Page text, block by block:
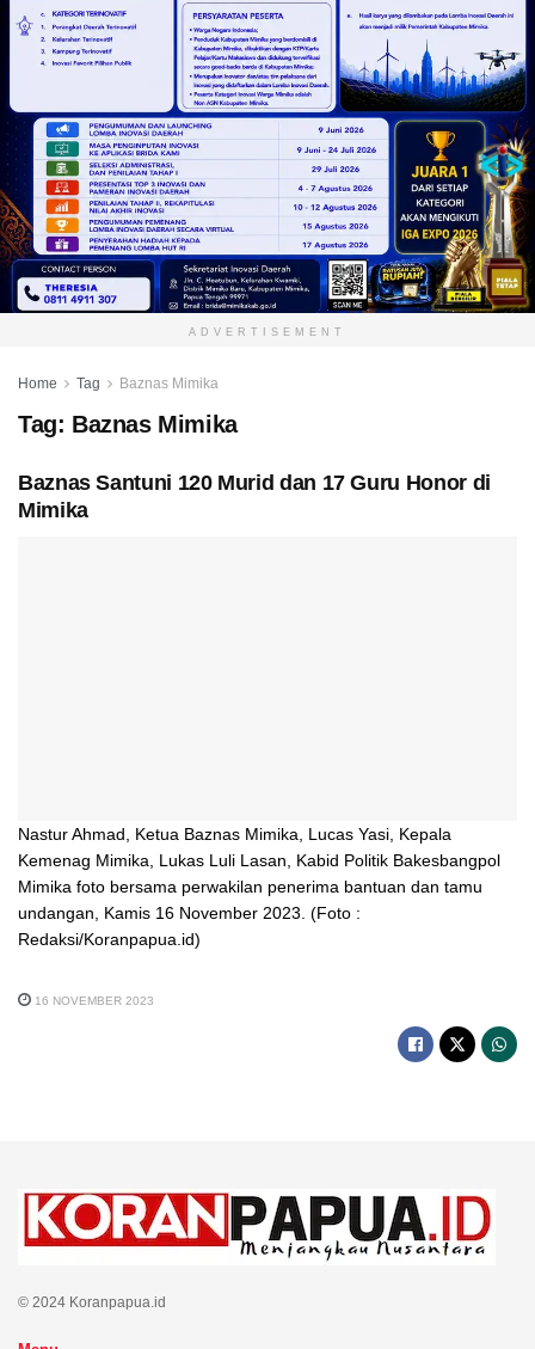
ADVERTISEMENT
Home Tag Baznas Mimika
Tag: Baznas Mimika
Baznas Santuni 120 Murid dan 17 Guru Honor di
Mimika
Nastur Ahmad, Ketua Baznas Mimika, Lucas Yasi, Kepala
Kemenag Mimika, Lukas Luli Lasan, Kabid Politik Bakesbangpol
Mimika foto bersama perwakilan penerima bantuan dan tamu
undangan, Kamis 16 November 2023. (Foto :
Redaksi/Koranpapua.id)
16 NOVEMBER 2023
© 2024 Koranpapua.id